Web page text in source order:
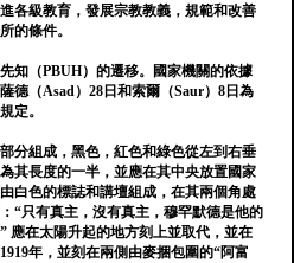
各級教育，發展宗教教義，規範和改善
的條件。
知（PBUH）的遷移。國家機關的依據
德（Asad）28日和索爾（Saur）8日為
定。
分組成，黑色，紅色和綠色從左到右垂
其長度的一半，並應在其中央放置國家
白色的標誌和講壇組成，在其兩個角處
“只有真主，沒有真主，穆罕默德是他的
應在太陽升起的地方刻上並取代，並在
年，並刻在兩側由麥捆包圍的“阿富